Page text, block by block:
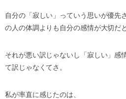
自分の「寂しい」っていう思いが優先
の人の体調よりも自分の感情が大切だ
それが悪い訳じゃないし「寂しい」感
て訳じゃなくてさ。
私が率直に感じたのは、